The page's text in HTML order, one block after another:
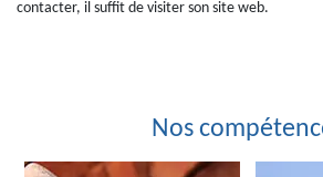
contacter, il suffit de visiter son site web.
Nos